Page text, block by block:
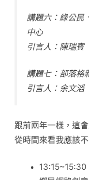
講題六：綠公民
中心
引言人：陳瑞賓
講題七：部落格
引言人：余文滔
跟前兩年一樣，這
從時間來看我應該